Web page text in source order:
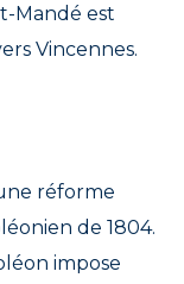
Mandé est
Vincennes.
réforme
de 1804.
impose